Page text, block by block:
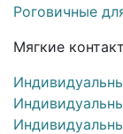
Роговичные
Мягкие